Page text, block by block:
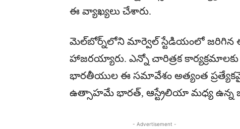
ఈ వ్యాఖ్యలు చేశారు.
మెల్‌బోర్న్‌లోని మార్వెల్‌ స్టేడియంలో జరిగిన
హాజరయ్యారు. ఎన్నో చారిత్రక
భారతీయుల ఈ సమావేశం అత్యంత
ఉత్సాహమే భారత్‌, ఆస్ట్రేలియా మధ్య ఉన్న
- Advertisement -